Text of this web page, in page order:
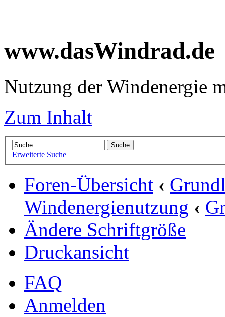
www.dasWindrad.de
Nutzung der Windenergie
Zum Inhalt
Erweiterte Suche
Foren-Übersicht ‹
Windenergienutzung ‹
Ändere Schriftgröße
Druckansicht
FAQ
Anmelden